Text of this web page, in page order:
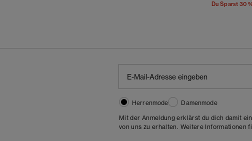
Du Sparst 30
Herrenmode
Damenmode
Mit der Anmeldung erklärst du dich damit
von uns zu erhalten. Weitere Informationen